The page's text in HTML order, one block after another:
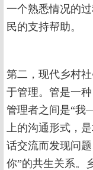
一个熟悉情况的
民的支持帮助。
第二，现代乡村
于管理。管是一
管理者之间是“我
上的沟通形式，
话交流而发现问
你”的共生关系。